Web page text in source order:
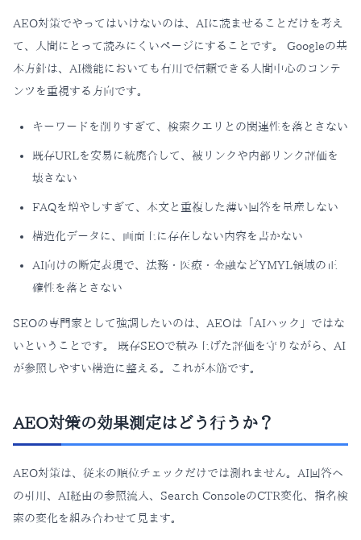
AEO対策でやってはいけないのは、AIに読ませることだけを考え
て、人間にとって読みにくいページにすることです。 Googleの基
本方針は、AI機能においても有用で信頼できる人間中心のコンテ
ンツを重視する方向です。
キーワードを削りすぎて、検索クエリとの関連性を落とさない
既存URLを安易に統廃合して、被リンクや内部リンク評価を
壊さない
FAQを増やしすぎて、本文と重複した薄い回答を量産しない
構造化データに、画面上に存在しない内容を書かない
AI向けの断定表現で、法務・医療・金融などYMYL領域の正
確性を落とさない
SEOの専門家として強調したいのは、AEOは「AIハック」ではな
いということです。 既存SEOで積み上げた評価を守りながら、AI
が参照しやすい構造に整える。これが本筋です。
AEO対策の効果測定はどう行うか？
AEO対策は、従来の順位チェックだけでは測れません。AI回答へ
の引用、AI経由の参照流入、Search ConsoleのCTR変化、指名検
索の変化を組み合わせて見ます。